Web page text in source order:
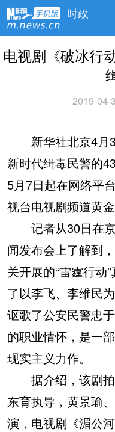
时政
电视剧《破冰行
2019-04-
新华社北京4月
新时代缉毒民警的
5月7日起在网络平
视台电视剧频道黄金
记者从30日在京
闻发布会上了解到
关开展的“雷霆行动
了以李飞、李维民
讴歌了公安民警忠
的职业情怀，是一
现实主义力作。
据介绍，该剧拍
东育执导，黄景瑜
演，电视剧《湄公